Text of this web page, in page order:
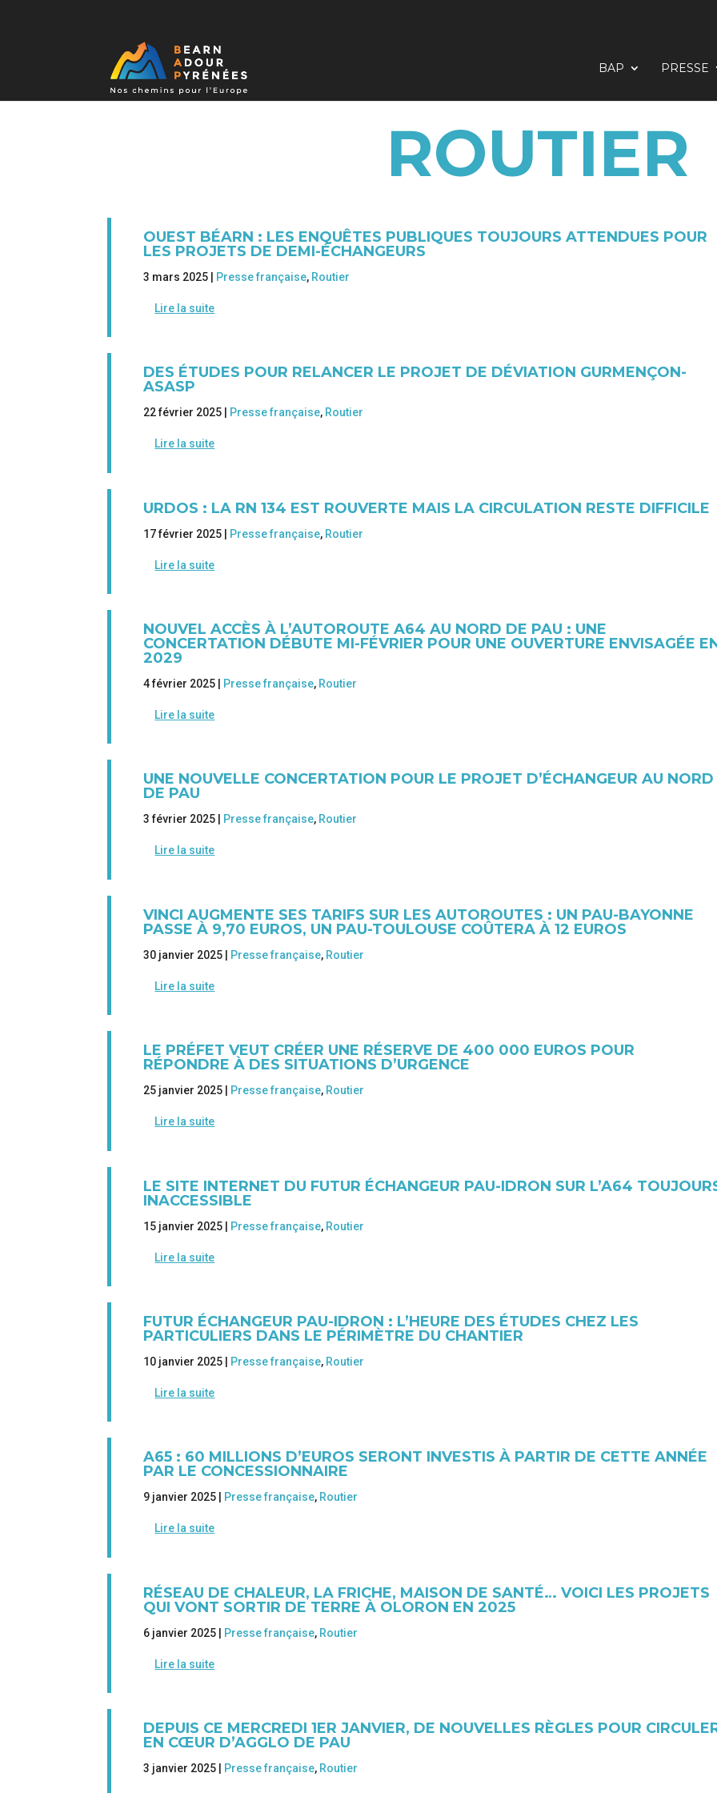
BAP PRESSE
ROUTIER
OUEST BÉARN : LES ENQUÊTES PUBLIQUES TOUJOURS ATTENDUES POUR
LES PROJETS DE DEMI-ÉCHANGEURS
3 mars 2025 | Presse française, Routier
Lire la suite
DES ÉTUDES POUR RELANCER LE PROJET DE DÉVIATION GURMENÇON-
ASASP
22 février 2025 | Presse française, Routier
Lire la suite
URDOS : LA RN 134 EST ROUVERTE MAIS LA CIRCULATION RESTE DIFFICILE
17 février 2025 | Presse française, Routier
Lire la suite
NOUVEL ACCÈS À L’AUTOROUTE A64 AU NORD DE PAU : UNE
CONCERTATION DÉBUTE MI-FÉVRIER POUR UNE OUVERTURE ENVISAGÉE
2029
4 février 2025 | Presse française, Routier
Lire la suite
UNE NOUVELLE CONCERTATION POUR LE PROJET D’ÉCHANGEUR AU NORD
DE PAU
3 février 2025 | Presse française, Routier
Lire la suite
VINCI AUGMENTE SES TARIFS SUR LES AUTOROUTES : UN PAU-BAYONNE
PASSE À 9,70 EUROS, UN PAU-TOULOUSE COÛTERA À 12 EUROS
30 janvier 2025 | Presse française, Routier
Lire la suite
LE PRÉFET VEUT CRÉER UNE RÉSERVE DE 400 000 EUROS POUR
RÉPONDRE À DES SITUATIONS D’URGENCE
25 janvier 2025 | Presse française, Routier
Lire la suite
LE SITE INTERNET DU FUTUR ÉCHANGEUR PAU-IDRON SUR L’A64
INACCESSIBLE
15 janvier 2025 | Presse française, Routier
Lire la suite
FUTUR ÉCHANGEUR PAU-IDRON : L’HEURE DES ÉTUDES CHEZ LES
PARTICULIERS DANS LE PÉRIMÈTRE DU CHANTIER
10 janvier 2025 | Presse française, Routier
Lire la suite
A65 : 60 MILLIONS D’EUROS SERONT INVESTIS À PARTIR DE CETTE ANNÉE
PAR LE CONCESSIONNAIRE
9 janvier 2025 | Presse française, Routier
Lire la suite
RÉSEAU DE CHALEUR, LA FRICHE, MAISON DE SANTÉ… VOICI LES PROJETS
QUI VONT SORTIR DE TERRE À OLORON EN 2025
6 janvier 2025 | Presse française, Routier
Lire la suite
DEPUIS CE MERCREDI 1ER JANVIER, DE NOUVELLES RÈGLES POUR
EN CŒUR D’AGGLO DE PAU
3 janvier 2025 | Presse française, Routier